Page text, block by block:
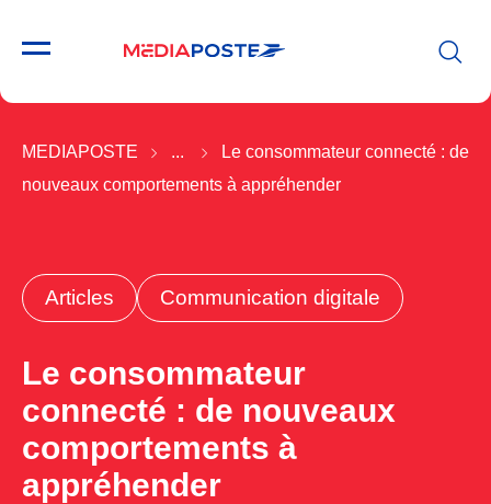
MEDIAPOSTE ...
Le consommateur connecté : de
nouveaux comportements à appréhender
Articles Communication digitale
Le consommateur
connecté : de nouveaux
comportements à
appréhender